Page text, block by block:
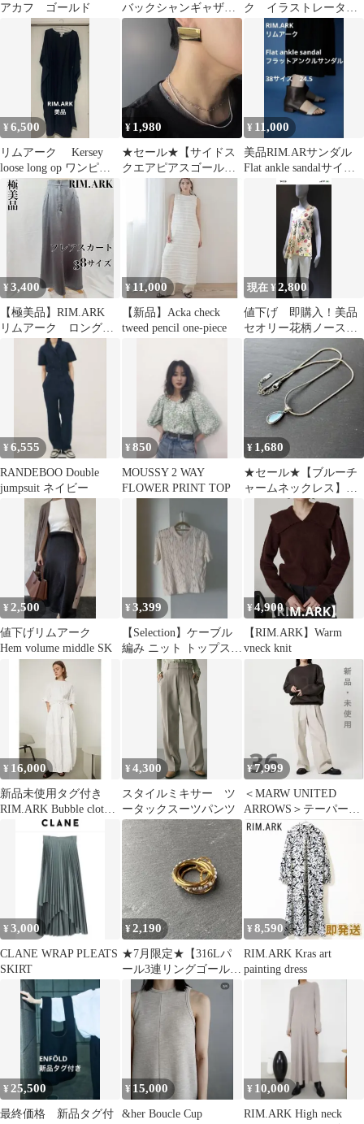
アカフ ゴールド
バックシャンギャザー
ボリュームワンピー
ク イラストレータ
ー ロングガウン カ
ーディガン フリー
¥6,500
リムアーク Kersey
loose long op ワンピー
ス ブラック
¥ 1,980
★セール★【サイドス
クエアピアスゴール
ド】zara drawer beams系
¥ 11,000
美品RIM.ARサンダル
Flat ankle sandalサイズ
38 24.5
¥3,400
【極美品】RIM.ARK
リムアーク ロングス
カート フレアシルエ
ット グレー
¥ 11,000
【新品】Acka check
tweed pencil one-piece
現在 ¥2,800
値下げ 即購入！美品
セオリー花柄ノースリ
ーブブラウス
¥6,555
RANDEBOO Double
jumpsuit ネイビー
¥850
MOUSSY 2 WAY
FLOWER PRINT TOP
¥ 1,680
★セール★【ブルーチ
ャームネックレス】
zara todayful drawer系
¥2,500
値下げリムアーク
Hem volume middle SK
¥3,399
【Selection】ケーブル
編み ニット トップス
¥4,900
【RIM.ARK】Warm
vneck knit
¥ 16,000
新品未使用タグ付き
RIM.ARK Bubble cloth
cocoon SK
¥4,300
スタイルミキサー ツ
ータックスーツパンツ
¥7,999
＜MARW UNITED
ARROWS＞テーパード
ワイドパンツ
¥3,000
CLANE WRAP PLEATS
SKIRT
¥2,190
★7月限定★【316Lパ
ール3連リングゴール
ド】zara drawer 系
¥8,590
RIM.ARK Kras art
painting dress
¥ 25,500
最終価格 新品タグ付
¥ 15,000
&her Boucle Cup
¥ 10,000
RIM.ARK High neck